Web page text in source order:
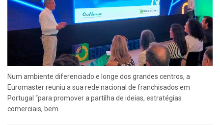
Num ambiente diferenciado e longe dos grandes centros, a
Euromaster reuniu a sua rede nacional de franchisados em
Portugal “para promover a partilha de ideias, estratégias
comerciais, bem...